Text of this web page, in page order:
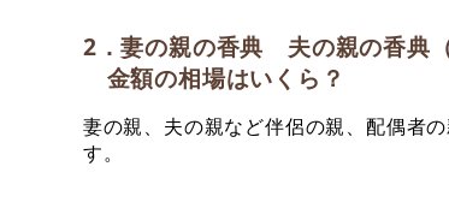
2．妻の親の香典 夫の親の香典（
金額の相場はいくら？
妻の親、夫の親など伴侶の親、配偶者
す。